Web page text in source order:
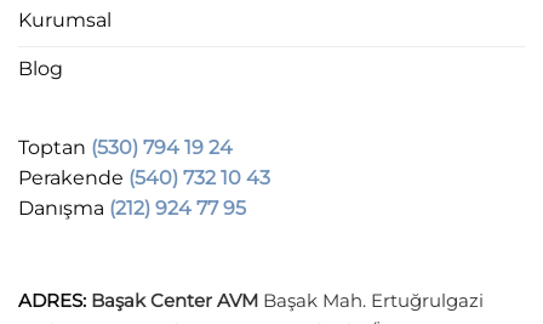
Kurumsal
Blog
Toptan (530) 794 19 24
Perakende (540) 732 10 43
Danışma (212) 924 77 95
ADRES: Başak Center AVM Başak Mah. Ertuğrulgazi